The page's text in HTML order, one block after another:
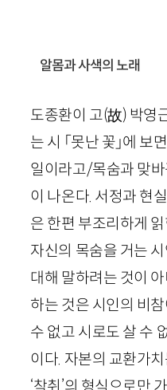
알몸과 사색의 노래
도종환이 고(故) 박영
는 시 「못난 꽃」에 보
일이라고/목숨과 맞
이 나온다. 서정과 현
은 한편 부조리하게
자신의 목숨을 거는
대해 말하려는 것이
하는 것은 시인의 비
수 없고 시로도 살 수
이다. 자본의 교환가